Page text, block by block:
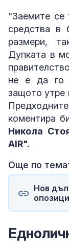
"Заемите се
средства в
размери,
Дупката в
не е да го
защото утре
коментира
Никола
AIR".
Още по
Нов